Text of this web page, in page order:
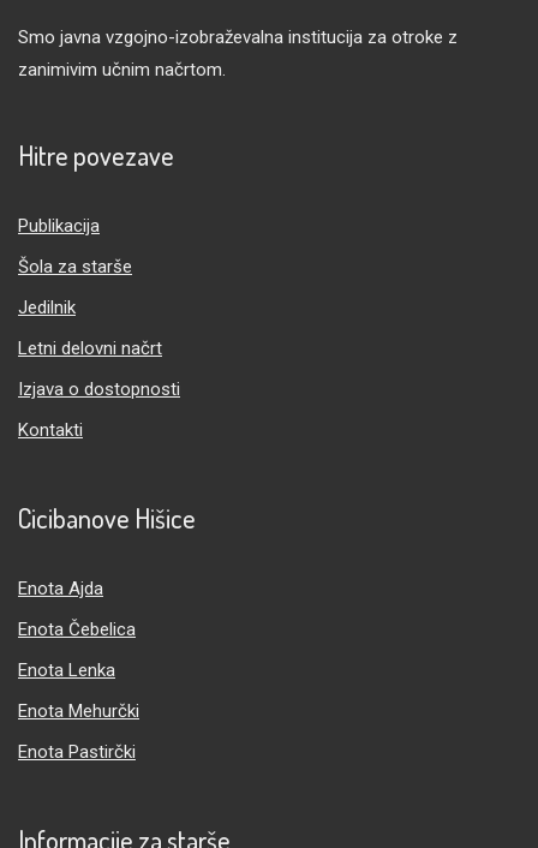
Smo javna vzgojno-izobraževalna institucija za otroke z
zanimivim učnim načrtom.
Hitre povezave
Publikacija
Šola za starše
Jedilnik
Letni delovni načrt
Izjava o dostopnosti
Kontakti
Cicibanove Hišice
Enota Ajda
Enota Čebelica
Enota Lenka
Enota Mehurčki
Enota Pastirčki
Informacije za starše